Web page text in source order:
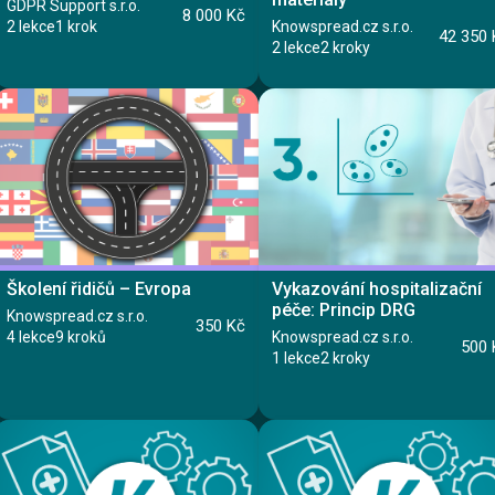
Lekce 3: Novinky
Lekce 4: Konzultace
Lekce 5: Test
GDPR Support s.r.o.
2 lekce1 krok
8 000 Kč
Kurz
Lekce 2: Závěrečný test
Knowspread.cz s.r.o.
2 lekce2 kroky
42 350
Lekce 1: Informace ke zdrojovým materiálům
Lekce 2: Zdrojové materiály - soubory
Školení řidičů – Evropa
Knowspread.cz s.r.o.
4 lekce9 kroků
350 Kč
Vykazování hospitalizační
péče: Princip DRG
Knowspread.cz s.r.o.
1 lekce2 kroky
500